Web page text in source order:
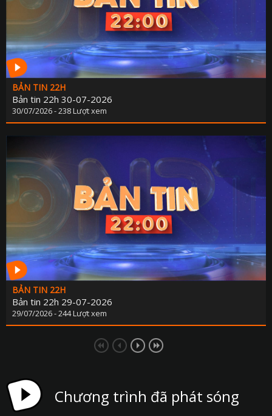
BẢN TIN 22H
Bản tin 22h 30-07-2026
30/07/2026 - 238 Lượt xem
BẢN TIN 22H
Bản tin 22h 29-07-2026
29/07/2026 - 244 Lượt xem
Chương trình đã phát sóng